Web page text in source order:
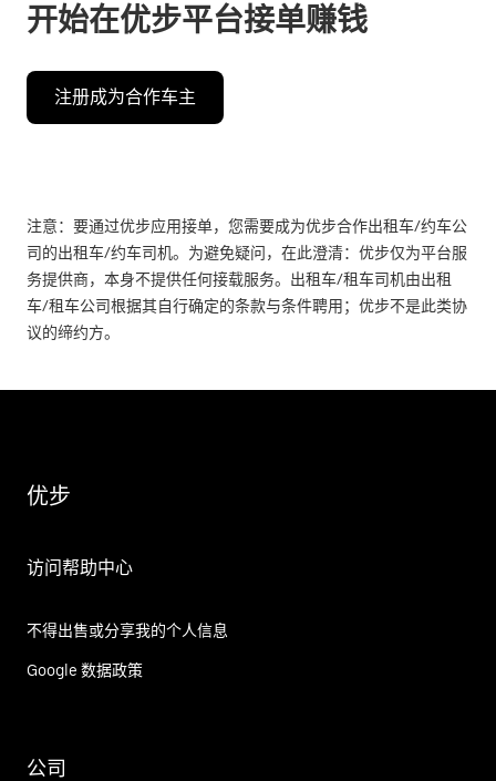
开始在优步平台接单赚钱
注册成为合作车主
注意：要通过优步应用接单，您需要成为优步合作出租车/约车公
司的出租车/约车司机。为避免疑问，在此澄清：优步仅为平台服
务提供商，本身不提供任何接载服务。出租车/租车司机由出租
车/租车公司根据其自行确定的条款与条件聘用；优步不是此类协
议的缔约方。
优步
访问帮助中心
不得出售或分享我的个人信息
Google 数据政策
公司